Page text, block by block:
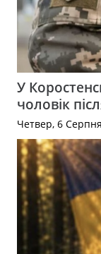
У
чоловік
Четвер, 6